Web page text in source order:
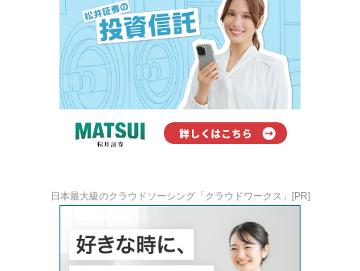
日本最大級のクラウドソーシング「クラウドワークス」[PR]